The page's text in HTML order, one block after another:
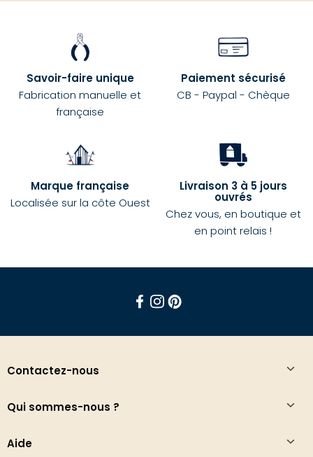
Savoir-faire unique
Fabrication manuelle et
française
Paiement sécurisé
CB - Paypal - Chèque
Marque française
Localisée sur la côte Ouest
Livraison 3 à 5 jours
ouvrés
Chez vous, en boutique et
en point relais !
Contactez-nous
Qui sommes-nous ?
Aide